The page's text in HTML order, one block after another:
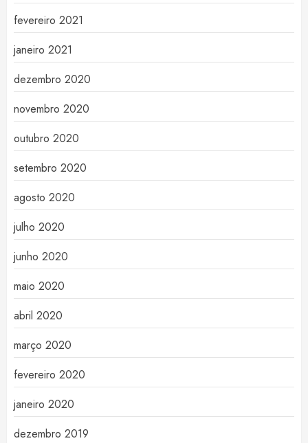
fevereiro 2021
janeiro 2021
dezembro 2020
novembro 2020
outubro 2020
setembro 2020
agosto 2020
julho 2020
junho 2020
maio 2020
abril 2020
março 2020
fevereiro 2020
janeiro 2020
dezembro 2019